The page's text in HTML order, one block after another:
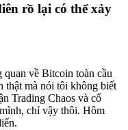
rồ lại có thể xảy
quan về Bitcoin toàn cầu
thật mà nói tôi không biết
Trading Chaos và cố
chỉ vậy thôi. Hôm